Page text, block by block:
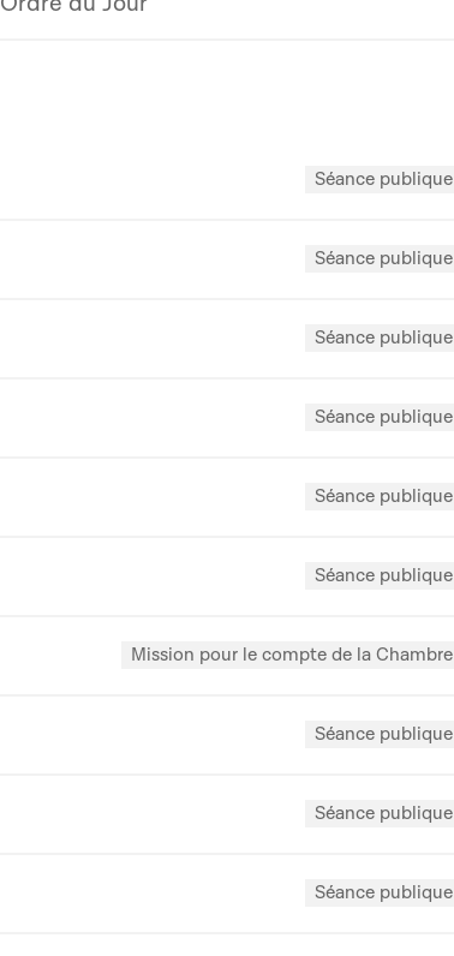
Séance publique
Séance publique
Séance publique
Séance publique
Séance publique
Séance publique
Mission pour le compte de la Chambre
Séance publique
Séance publique
Séance publique